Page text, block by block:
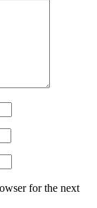
for the next